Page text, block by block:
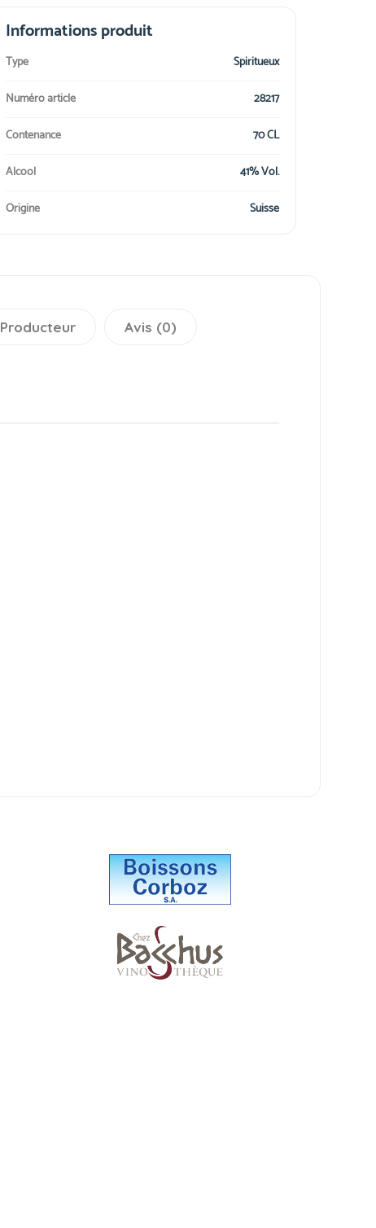
Informations produit
Type
Spiritueux
Numéro article
28217
Contenance
70 CL
Alcool
41% Vol.
Origine
Suisse
Producteur Avis (0)